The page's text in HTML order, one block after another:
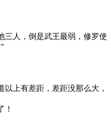
三人，倒是武王最弱，修罗使
以上有差距，差距没那么大，
！